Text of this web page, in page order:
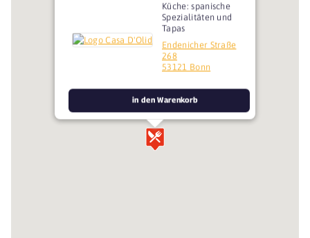
Küche: spanische
Spezialitäten und
Tapas
Endenicher Straße
268
53121 Bonn
in den Warenkorb